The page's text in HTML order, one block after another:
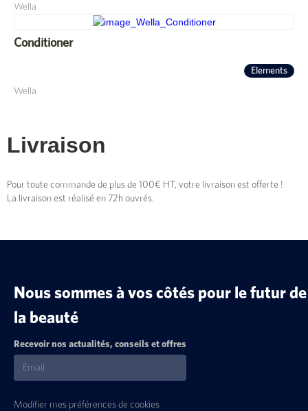
Wella
Conditioner
Elements
Wella
Livraison
Pour toute commande de plus de 100€ HT, votre livraison est offerte !
La livraison est réalisé en 72h ouvrés.
Nous sommes à vos côtés pour le futur de
la beauté
Recevoir nos actualités, conseils et offres
Modifier mes préférences de cookies